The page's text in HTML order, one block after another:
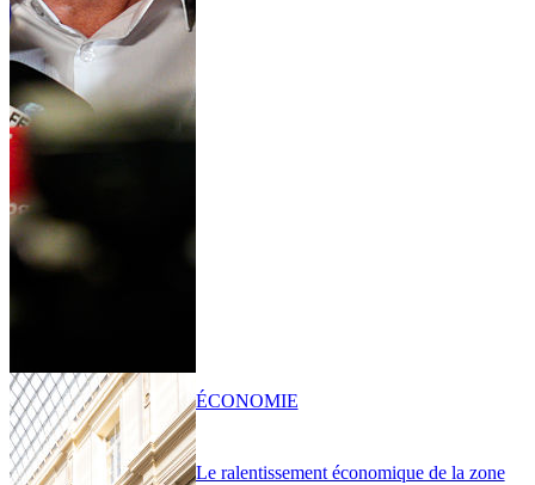
Le ralentissement économique de la zone
ÉCONOMIE